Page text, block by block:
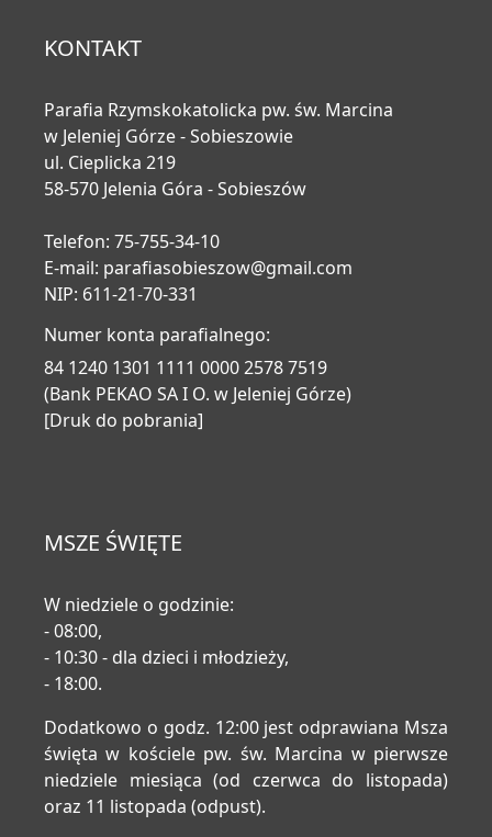
KONTAKT
Parafia Rzymskokatolicka pw. św. Marcina
w Jeleniej Górze - Sobieszowie
ul. Cieplicka 219
58-570 Jelenia Góra - Sobieszów
Telefon: 75-755-34-10
E-mail: parafiasobieszow@gmail.com
NIP: 611-21-70-331
Numer konta parafialnego:
84 1240 1301 1111 0000 2578 7519
(Bank PEKAO SA I O. w Jeleniej Górze)
[Druk do pobrania]
MSZE ŚWIĘTE
W niedziele o godzinie:
- 08:00,
- 10:30 - dla dzieci i młodzieży,
- 18:00.
Dodatkowo o godz. 12:00 jest odprawiana Msza
święta w kościele pw. św. Marcina w pierwsze
niedziele miesiąca (od czerwca do listopada)
oraz 11 listopada (odpust).